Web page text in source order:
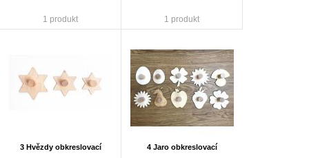
1 produkt 1 produkt
3 Hvězdy obkreslovací 4 Jaro obkreslovací